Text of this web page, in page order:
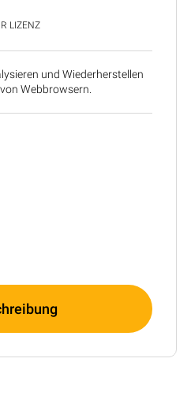
LIZENZ
und Wiederherstellen
Webbrowsern.